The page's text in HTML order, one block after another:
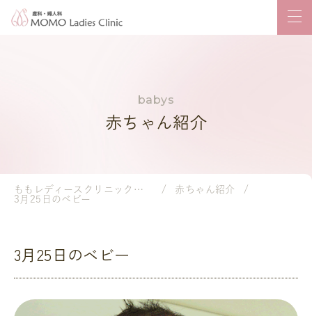
赤ちゃん紹介
ももレディースクリニック｜岡山市の産婦人科・小児科
赤ちゃん紹介
3月25日のベビー
3月25日のベビー